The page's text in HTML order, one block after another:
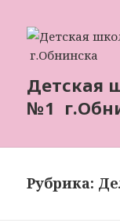
Детская
№1
Рубрика: